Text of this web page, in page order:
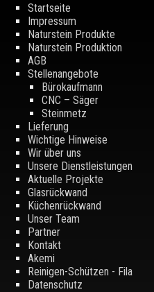
Startseite
Impressum
Naturstein Produkte
Naturstein Produktion
AGB
Stellenangebote
Bürokaufmann
CNC – Säger
Steinmetz
Lieferung
Wichtige Hinweise
Wir über uns
Unsere Dienstleistungen
Aktuelle Projekte
Glasrückwand
Küchenrückwand
Unser Team
Partner
Kontakt
Akemi
Reinigen-Schützen - Fila
Datenschutz